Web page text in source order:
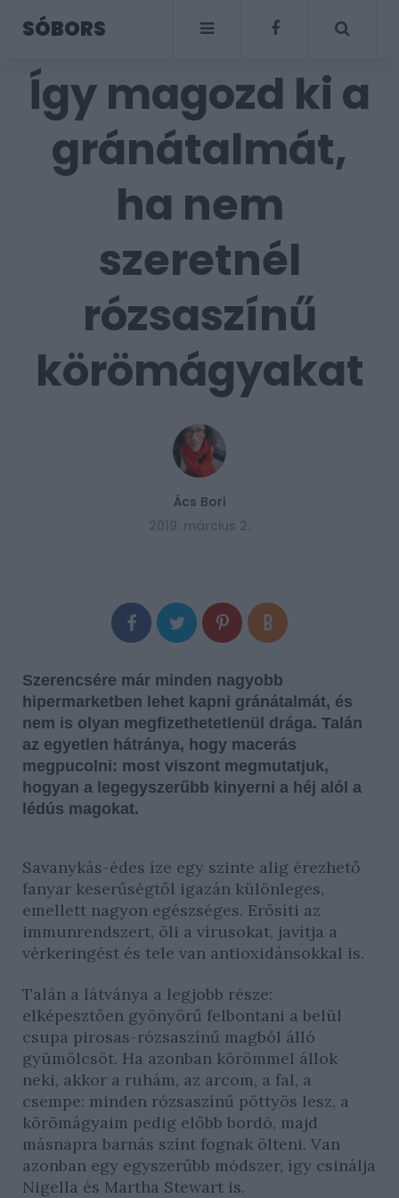
SÓBORS
Így magozd ki a
gránátalmát,
ha nem
szeretnél
rózsaszínű
körömágyakat
Ács Bori
2019. március 2.
Szerencsére már minden nagyobb
hipermarketben lehet kapni gránátalmát, és
nem is olyan megfizethetetlenül drága. Talán
az egyetlen hátránya, hogy macerás
megpucolni: most viszont megmutatjuk,
hogyan a legegyszerűbb kinyerni a héj alól a
lédús magokat.
Savanykás-édes íze egy szinte alig érezhető
fanyar keserűségtől igazán különleges,
emellett nagyon egészséges. Erősíti az
immunrendszert, öli a vírusokat, javítja a
vérkeringést és tele van antioxidánsokkal is.
Talán a látványa a legjobb része:
elképesztően gyönyörű felbontani a belül
csupa pirosas-rózsaszínű magból álló
gyümölcsöt. Ha azonban körömmel állok
neki, akkor a ruhám, az arcom, a fal, a
csempe: minden rózsaszínű pöttyös lesz, a
körömágyaim pedig előbb bordó, majd
másnapra barnás színt fognak ölteni. Van
azonban egy egyszerűbb módszer, így csinálja
Nigella és Martha Stewart is.